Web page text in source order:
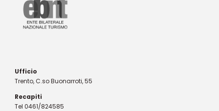
Ufficio
Trento, C.so Buonarroti, 55
Recapiti
Tel 0461/824585